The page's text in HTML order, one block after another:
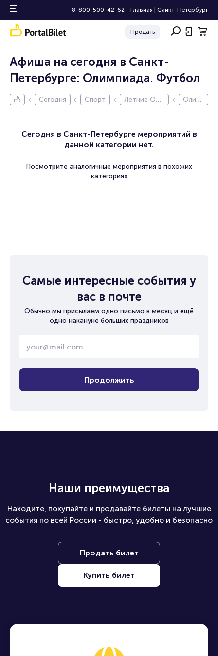
8-800-500-42-62 Главная Санкт-Петербург
Продать
Афиша на сегодня в Санкт-
Петербурге: Олимпиада. Футбол
Сегодня Спорт
Летние Оли
Олим
Сегодня в Санкт-Петербурге мероприятий в
данной категории нет.
Посмотрите аналогичные мероприятия в похожих
категориях
Самые интересные события у
вас в почте
Обычно мы присылаем одно письмо в месяц и ещё
одно накануне больших праздников
Продолжить
Наши преимущества
Находите, покупайте и продавайте билеты на лучшие
события по всей России - быстро, удобно и безопасно
Продать билет
Купить билет